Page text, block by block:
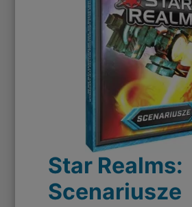
Star Realms:
Scenariusze